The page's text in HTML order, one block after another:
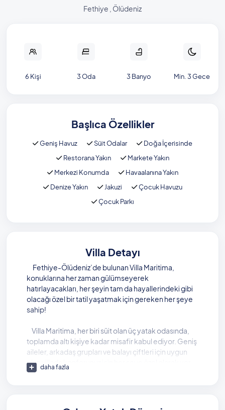
Fethiye , Ölüdeniz
6 Kişi 3 Oda 3 Banyo Min. 3 Gece
Başlıca Özellikler
Geniş Havuz Süit Odalar
Doğa İçerisinde
Restorana Yakın
Markete Yakın
Merkezi Konumda
Havaalanına Yakın
Denize Yakın
Jakuzi
Çocuk Havuzu
Çocuk Parkı
Villa Detayı
Fethiye-Ölüdeniz’de bulunan Villa Maritima,
konuklarına her zaman gülümseyerek
hatırlayacakları, her şeyin tam da hayallerindeki gibi
olacağı özel bir tatil yaşatmak için gereken her şeye
sahip!
Villa Maritima, her biri süit olan üç yatak odasında,
toplamda altı kişiye kadar misafir kabul ediyor. Geniş
aileler, arkadaş grupları ve balayı çiftleri için uygun
olan villada konforunuz için her şeye özel olarak yer
veriliyor. Villanın birinci yatak odasında, keyifle tadını
daha fazla